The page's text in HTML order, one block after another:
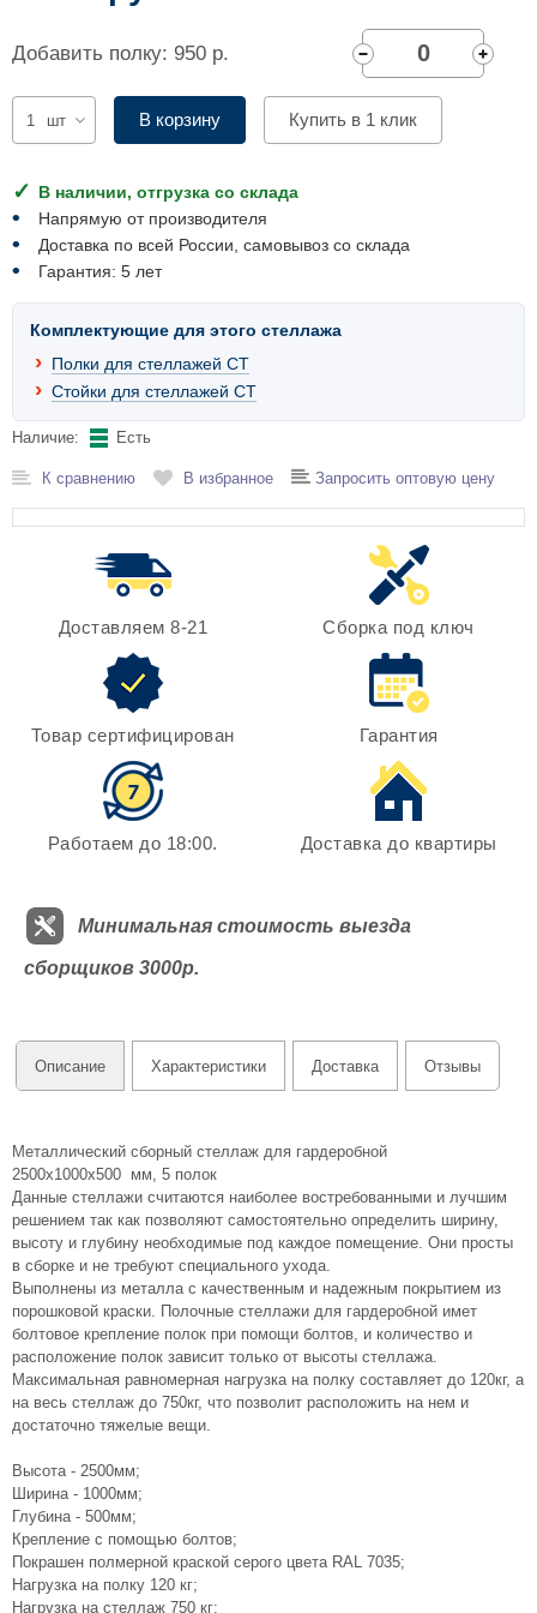
Добавить полку: 950 р.
шт В корзину Купить в 1 клик
В наличии, отгрузка со склада
Напрямую от производителя
Доставка по всей России, самовывоз со склада
Гарантия: 5 лет
Комплектующие для этого стеллажа
Полки для стеллажей СТ
Стойки для стеллажей СТ
Наличие: Есть
К сравнению В избранное Запросить оптовую цену
Доставляем 8-21 Сборка под ключ
Товар сертифицирован Гарантия
Работаем до 18:00. Доставка до квартиры
Минимальная стоимость выезда
сборщиков 3000р.
Описание Характеристики Доставка Отзывы
Металлический сборный стеллаж для гардеробной
2500х1000х500 мм, 5 полок
Данные стеллажи считаются наиболее востребованными и лучшим
решением так как позволяют самостоятельно определить ширину,
высоту и глубину необходимые под каждое помещение. Они просты
в сборке и не требуют специального ухода.
Выполнены из металла с качественным и надежным покрытием из
порошковой краски. Полочные стеллажи для гардеробной имет
болтовое крепление полок при помощи болтов, и количество и
расположение полок зависит только от высоты стеллажа.
Максимальная равномерная нагрузка на полку составляет до 120кг, а
на весь стеллаж до 750кг, что позволит расположить на нем и
достаточно тяжелые вещи.
Высота - 2500мм;
Ширина - 1000мм;
Глубина - 500мм;
Крепление с помощью болтов;
Покрашен полмерной краской серого цвета RAL 7035;
Нагрузка на полку 120 кг;
Нагрузка на стеллаж 750 кг;